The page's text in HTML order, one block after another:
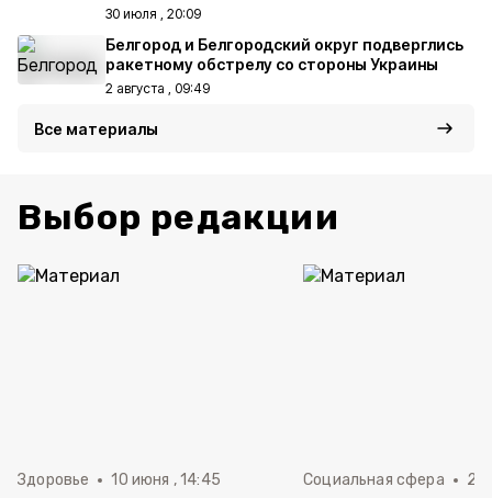
30 июля , 20:09
Белгород и Белгородский округ подверглись
ракетному обстрелу со стороны Украины
2 августа , 09:49
Все материалы
Выбор редакции
Здоровье 10 июня , 14:45 Социальная сфера 20